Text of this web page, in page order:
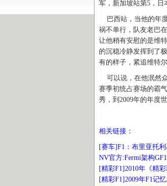
军，新加坡站第5，日
巴西站，当他的年
祸不单行，队友老巴
让他稍有安慰的是维
的沉稳冷静发挥到了
有的样子，紧追维特
可以说，在他泯然
赛季初统占赛场的霸
秀，到2009年的年度
相关链接：
[赛车]F1：布里亚托
NV官方:Fermi架构
[精彩F1]2010年《精
[精彩F1]2009年F1记